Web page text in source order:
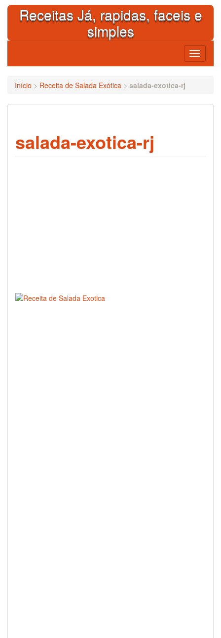
Skip
contentReceitas Já, rapidas, faceis e
simples
Toggle
Início > Receita de Salada Exótica > salada-exotica-rj
salada-exotica-rj